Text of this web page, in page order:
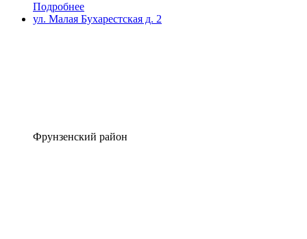
Подробнее
ул. Малая Бухарестская д. 2
Фрунзенский район